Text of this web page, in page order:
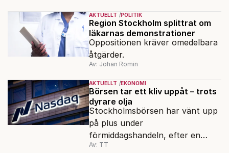
AKTUELLT POLITIK
Region Stockholm splittrat om
läkarnas demonstrationer
Oppositionen kräver omedelbara
åtgärder.
Av: Johan Romin
AKTUELLT EKONOMI
Börsen tar ett kliv uppåt – trots
dyrare olja
Stockholmsbörsen har vänt upp
på plus under
förmiddagshandeln, efter en
inledning nedåt – trots ett högre
Av: TT